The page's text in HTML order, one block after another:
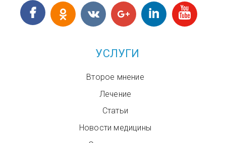
УСЛУГИ
Второе мнение
Лечение
Статьи
Новости медицины